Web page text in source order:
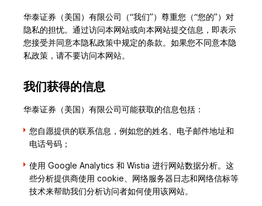
华泰证券（美国）有限公司（“我们”）尊重您（“您的”）对
隐私的担忧。通过访问本网站或向本网站提交信息，即表示
您接受并同意本隐私政策中规定的条款。如果您不同意本隐
私政策，请不要访问本网站。
我们获得的信息
华泰证券（美国）有限公司可能获取的信息包括：
您自愿提供的联系信息，例如您的姓名、电子邮件地址和
电话号码；
使用 Google Analytics 和 Wistia 进行网站数据分析。这
些分析提供商使用 cookie、网络服务器日志和网络信标等
技术来帮助我们分析访问者如何使用该网站。